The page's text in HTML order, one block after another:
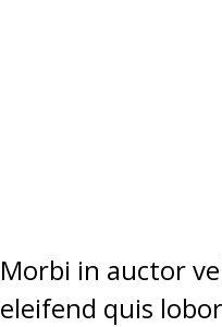
Morbi in auctor
eleifend quis